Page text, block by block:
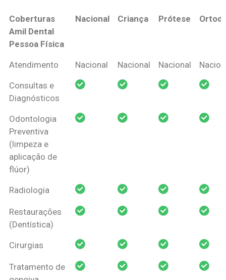
Coberturas
Amil Dental
Pessoa Física
Nacional Criança Prótese
Coberturas
Pessoa Física
Nacional Criança Prótese
Atendimento Nacional Nacional Nacional
Consultas e
Diagnósticos
Odontologia
Preventiva
(limpeza e
aplicação de
flúor)
Radiologia
Restaurações
(Dentística)
Cirurgias
Tratamento de